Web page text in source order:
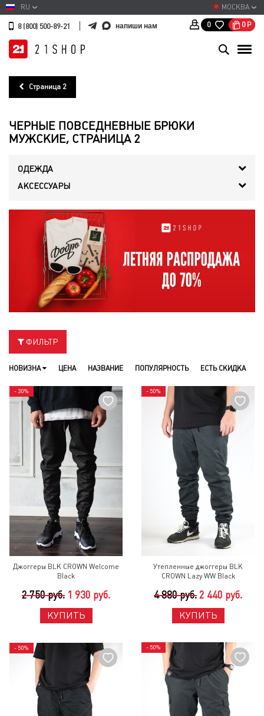
МОСКВА
RU
8 (800) 500-89-21 напиши нам 0 0 Р
Страница 2
ЧЕРНЫЕ ПОВСЕДНЕВНЫЕ БРЮКИ
МУЖСКИЕ, СТРАНИЦА 2
ОДЕЖДА
АКСЕССУАРЫ
ФИЛЬТР
НОВИЗНА ЦЕНА НАЗВАНИЕ ПОПУЛЯРНОСТЬ ЕСТЬ СКИДКА
- 30%
Джоггеры BLK CROWN Welcome
Black
2 750 руб. 1 930 руб.
КУПИТЬ
- 50%
Утепленные джоггеры BLK
CROWN Lazy WW Black
4 880 руб. 2 440 руб.
КУПИТЬ
- 50% - 50%